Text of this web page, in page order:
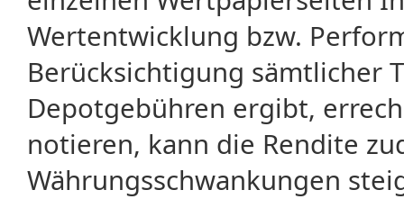
Wertentwicklung bzw.
Berücksichtigung sämtlicher
Depotgebühren ergibt,
notieren, kann die Rendite
Währungsschwankungen